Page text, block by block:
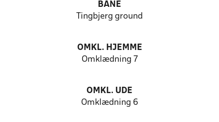
BANE
Tingbjerg ground
OMKL. HJEMME
Omklædning 7
OMKL. UDE
Omklædning 6